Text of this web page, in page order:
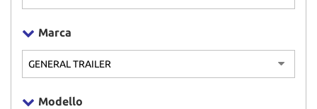
NEWS
CONTATTI
Marca
Modello